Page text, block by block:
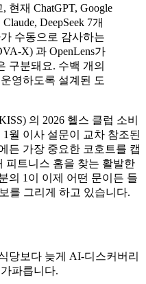
현재 ChatGPT, Google
DeepSeek 7개
수동으로 감사하는
X) 과 OpenLens가
구분돼요. 수백 개의
영하도록 설계된 도
의 2026 헬스 클럽 소비
월 이사 설문이 교차 참조된
든 가장 중요한 코호트를 캡
피트니스 홈을 찾는 활발한
의 1이 이제 어떤 문이든 들
를 그리게 하고 있습니다.
당보다 늦게 AI-디스커버리
파릅니다.